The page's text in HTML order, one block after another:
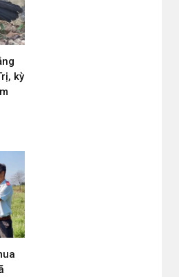
kỳ